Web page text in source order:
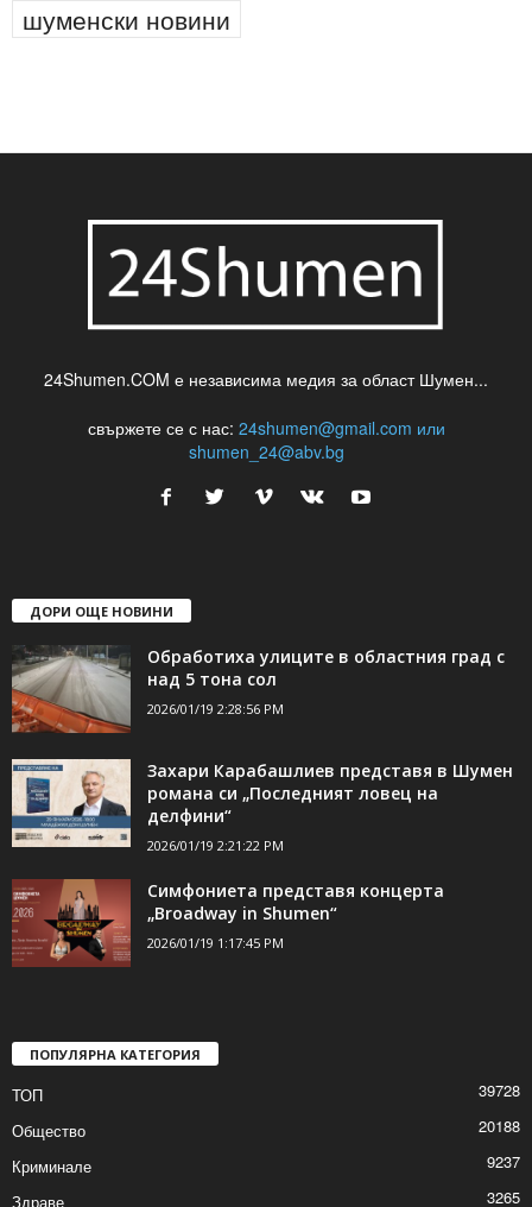
шуменски новини
24Shumen.COM е независима медия за област Шумен...
свържете се с нас: 24shumen@gmail.com или
shumen_24@abv.bg
ДОРИ ОЩЕ НОВИНИ
Обработиха улиците в областния град с
над 5 тона сол
2026/01/19 2:28:56 PM
Захари Карабашлиев представя в Шумен
романа си „Последният ловец на
делфини“
2026/01/19 2:21:22 PM
Симфониета представя концерта
„Broadway in Shumen“
2026/01/19 1:17:45 PM
ПОПУЛЯРНА КАТЕГОРИЯ
ТОП
39728
Общество
20188
Криминале
9237
Здраве
3265